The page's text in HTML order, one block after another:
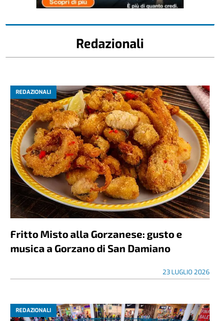
Redazionali
REDAZIONALI
Fritto Misto alla Gorzanese: gusto e
musica a Gorzano di San Damiano
23 LUGLIO 2026
REDAZIONALI